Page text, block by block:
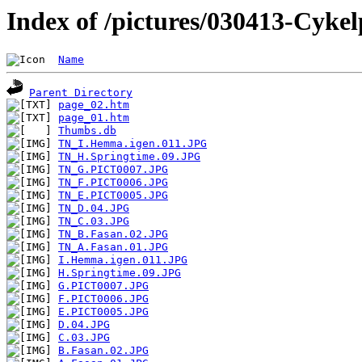
Index of /pictures/030413-
Name
Parent Directory
page_02.htm
page_01.htm
Thumbs.db
TN_I.Hemma.igen.011.JPG
TN_H.Springtime.09.JPG
TN_G.PICT0007.JPG
TN_F.PICT0006.JPG
TN_E.PICT0005.JPG
TN_D.04.JPG
TN_C.03.JPG
TN_B.Fasan.02.JPG
TN_A.Fasan.01.JPG
I.Hemma.igen.011.JPG
H.Springtime.09.JPG
G.PICT0007.JPG
F.PICT0006.JPG
E.PICT0005.JPG
D.04.JPG
C.03.JPG
B.Fasan.02.JPG